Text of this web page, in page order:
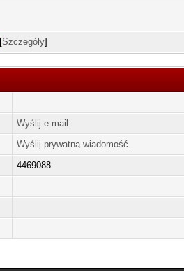
[Szczegóły]
Wyślij e-mail.
Wyślij prywatną wiadomość.
4469088